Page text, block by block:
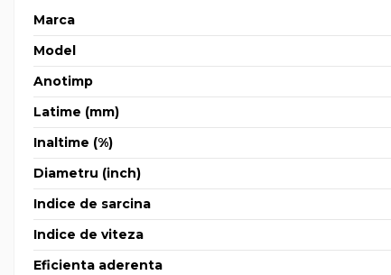
Marca
Model
Anotimp
Latime (mm)
Inaltime (%)
Diametru (inch)
Indice de sarcina
Indice de viteza
Eficienta aderenta